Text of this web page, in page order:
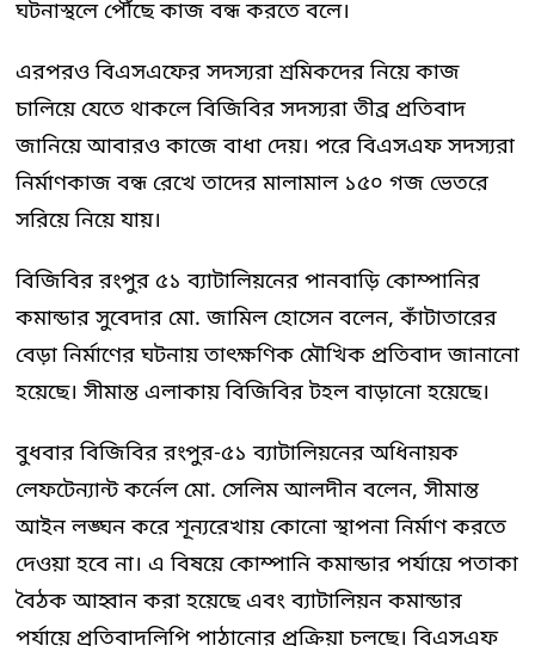
ঘটনাস্থলে পৌঁছে কাজ বন্ধ করতে বলে।
এরপরও বিএসএফের সদস্যরা শ্রমিকদের নিয়ে কাজ
চালিয়ে যেতে থাকলে বিজিবির সদস্যরা তীব্র প্রতিবাদ
জানিয়ে আবারও কাজে বাধা দেয়। পরে বিএসএফ সদস্যরা
নির্মাণকাজ বন্ধ রেখে তাদের মালামাল ১৫০ গজ ভেতরে
সরিয়ে নিয়ে যায়।
বিজিবির রংপুর ৫১ ব্যাটালিয়নের পানবাড়ি কোম্পানির
কমান্ডার সুবেদার মো. জামিল হোসেন বলেন, কাঁটাতারের
বেড়া নির্মাণের ঘটনায় তাৎক্ষণিক মৌখিক প্রতিবাদ জানানো
হয়েছে। সীমান্ত এলাকায় বিজিবির টহল বাড়ানো হয়েছে।
বুধবার বিজিবির রংপুর-৫১ ব্যাটালিয়নের অধিনায়ক
লেফটেন্যান্ট কর্নেল মো. সেলিম আলদীন বলেন, সীমান্ত
আইন লঙ্ঘন করে শূন্যরেখায় কোনো স্থাপনা নির্মাণ করতে
দেওয়া হবে না। এ বিষয়ে কোম্পানি কমান্ডার পর্যায়ে পতাকা
বৈঠক আহ্বান করা হয়েছে এবং ব্যাটালিয়ন কমান্ডার
পর্যায়ে প্রতিবাদলিপি পাঠানোর প্রক্রিয়া চলছে। বিএসএফ